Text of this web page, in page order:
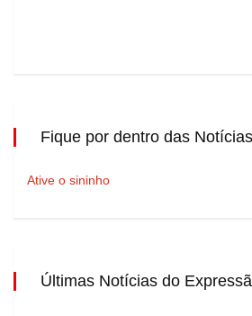
Fique por dentro das
Ative o sininho
Últimas Notícias do